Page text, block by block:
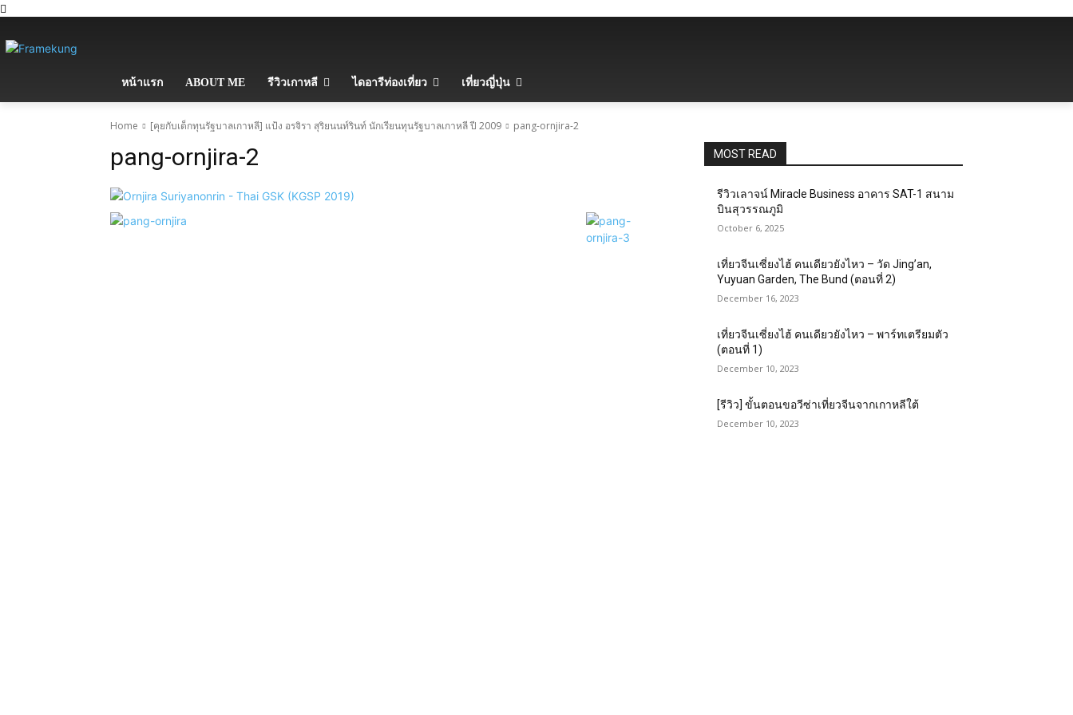
หน้าแรก ABOUT ME รีวิวเกาหลี ไดอารีท่องเที่ยว เที่ยวญี่ปุ่น
Home [คุยกับเด็กทุนรัฐบาลเกาหลี] แป้ง อรจิรา สุริยนนท์รินท์ นักเรียนทุนรัฐบาลเกาหลี ปี 2009 pang-ornjira-2
pang-ornjira-2 MOST READ
รีวิวเลาจน์ Miracle Business อาคาร SAT-1 สนาม
บินสุวรรณภูมิ
October 6, 2025
เที่ยวจีนเซี่ยงไฮ้ คนเดียวยังไหว – วัด Jing’an,
Yuyuan Garden, The Bund (ตอนที่ 2)
December 16, 2023
เที่ยวจีนเซี่ยงไฮ้ คนเดียวยังไหว – พาร์ทเตรียมตัว
(ตอนที่ 1)
December 10, 2023
[รีวิว] ขั้นตอนขอวีซ่าเที่ยวจีนจากเกาหลีใต้
December 10, 2023